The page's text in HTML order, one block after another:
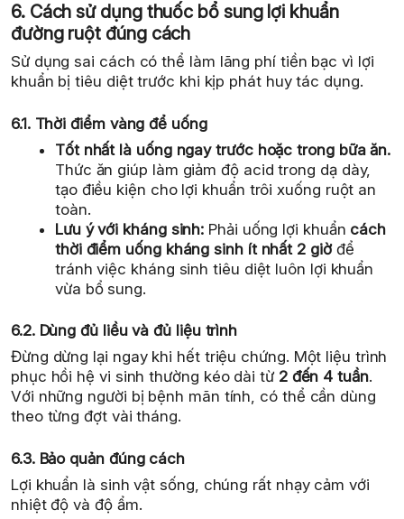
6. Cách sử dụng thuốc bổ sung lợi khuẩn
đường ruột đúng cách
Sử dụng sai cách có thể làm lãng phí tiền bạc vì lợi
khuẩn bị tiêu diệt trước khi kịp phát huy tác dụng.
6.1. Thời điểm vàng để uống
Tốt nhất là uống ngay trước hoặc trong bữa ăn.
Thức ăn giúp làm giảm độ acid trong dạ dày,
tạo điều kiện cho lợi khuẩn trôi xuống ruột an
toàn.
Lưu ý với kháng sinh: Phải uống lợi khuẩn cách
thời điểm uống kháng sinh ít nhất 2 giờđể
tránh việc kháng sinh tiêu diệt luôn lợi khuẩn
vừa bổ sung.
6.2. Dùng đủ liều và đủ liệu trình
Đừng dừng lại ngay khi hết triệu chứng. Một liệu trình
phục hồi hệ vi sinh thường kéo dài từ 2 đến 4 tuần.
Với những người bị bệnh mãn tính, có thể cần dùng
theo từng đợt vài tháng.
6.3. Bảo quản đúng cách
Lợi khuẩn là sinh vật sống, chúng rất nhạy cảm với
nhiệt độ và độ ẩm.